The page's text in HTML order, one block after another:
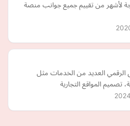
لأشهر من تقييم جميع جوانب منصة
العديد من الخدمات مثل
تصميم المواقع التجارية